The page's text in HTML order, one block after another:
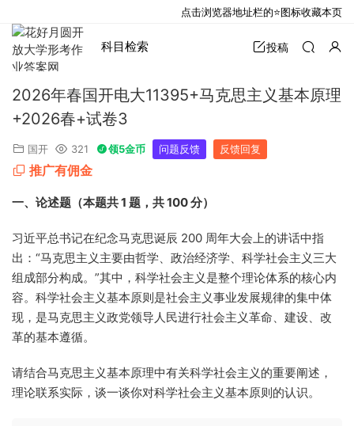
科目检索 投稿
2026年春国开电大11395+马克思主义基本原理
+2026春+试卷3
国开 321 领5金币 问题反馈 反馈回复
推广有佣金
一、论述题（本题共 1 题，共 100 分）
习近平总书记在纪念马克思诞辰 200 周年大会上的讲话中指
出：“马克思主义主要由哲学、政治经济学、科学社会主义三大
组成部分构成。”其中，科学社会主义是整个理论体系的核心内
容。科学社会主义基本原则是社会主义事业发展规律的集中体
现，是马克思主义政党领导人民进行社会主义革命、建设、改
革的基本遵循。
请结合马克思主义基本原理中有关科学社会主义的重要阐述，
理论联系实际，谈一谈你对科学社会主义基本原则的认识。
点击浏览器地址栏的⭐图标收藏本页